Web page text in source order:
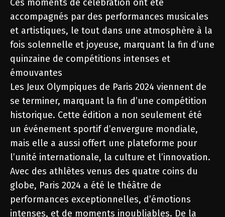
Ces moments de célébration ont été
accompagnés par des performances musicales
et artistiques, le tout dans une atmosphère à la
fois solennelle et joyeuse, marquant la fin d’une
quinzaine de compétitions intenses et
émouvantes
Les Jeux Olympiques de Paris 2024 viennent de
se terminer, marquant la fin d’une compétition
historique. Cette édition a non seulement été
un événement sportif d’envergure mondiale,
mais elle a aussi offert une plateforme pour
l’unité internationale, la culture et l’innovation.
Avec des athlètes venus des quatre coins du
globe, Paris 2024 a été le théâtre de
performances exceptionnelles, d’émotions
intenses, et de moments inoubliables. De la